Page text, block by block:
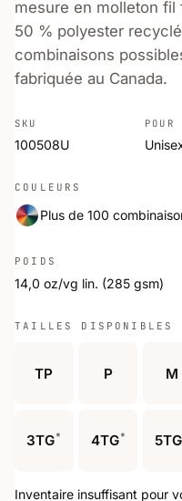
mesure en molleton
50 % polyester
combinaisons
fabriquée au Canada.
SKU
100508U
POUR
COULEURS
Plus de 100
POIDS
14,0 oz/vg lin. (285 gsm)
TAILLES DISPONIBLES
TP P M
3TG* 4TG* 5TG
Inventaire insuffisant pour